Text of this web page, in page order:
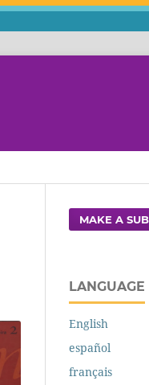
MAKE A
LANGUAGE
English
español
français